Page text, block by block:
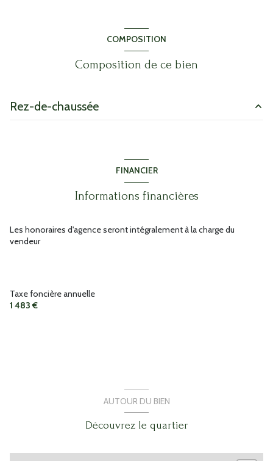
COMPOSITION
Composition de ce bien
Rez-de-chaussée
w.c.
w.c.
w.c.
w.c.
FINANCIER
Informations financières
Les honoraires d'agence seront intégralement à la charge du
vendeur
Taxe foncière annuelle
1 483 €
AUTOUR DU BIEN
Découvrez le quartier